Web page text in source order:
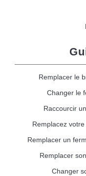
Remplacer le
Changer le
Raccourcir
Remplacez
Remplacer un
Remplacer
Changer